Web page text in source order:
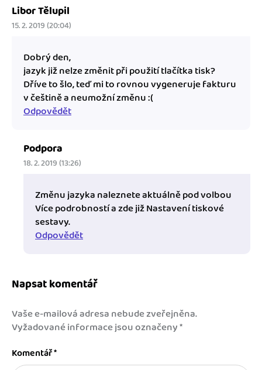
Libor Tělupil
15. 2. 2019 (20:04)
Dobrý den,
jazyk již nelze změnit při použití tlačítka tisk?
Dříve to šlo, teď mi to rovnou vygeneruje fakturu
v češtině a neumožní změnu :(
Odpovědět
Podpora
18. 2. 2019 (13:26)
Změnu jazyka naleznete aktuálně pod volbou
Více podrobností a zde již Nastavení tiskové
sestavy.
Odpovědět
Napsat komentář
Vaše e-mailová adresa nebude zveřejněna.
Vyžadované informace jsou označeny*
Komentář*